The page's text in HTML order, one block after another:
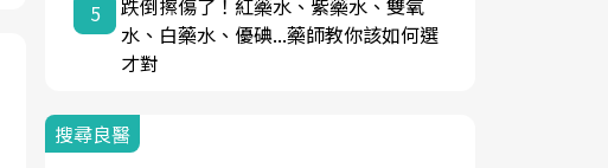
5
跌倒擦傷了！紅藥水、紫藥水、雙氧
水、白藥水、優碘...藥師教你該如何選
才對
搜尋良醫